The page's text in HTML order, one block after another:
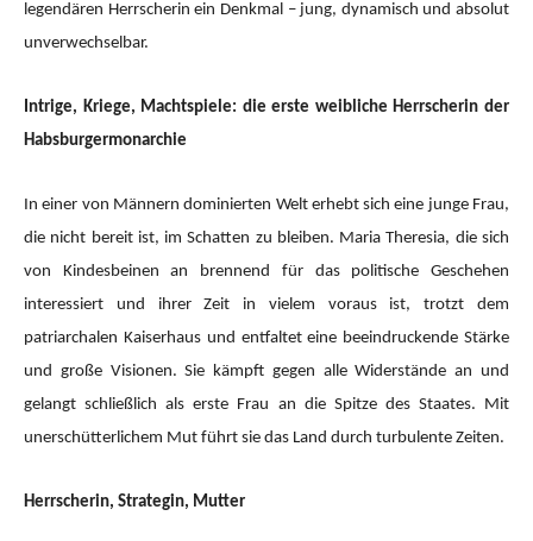
legendären Herrscherin ein Denkmal – jung, dynamisch und absolut
unverwechselbar.
Intrige, Kriege, Machtspiele: die erste weibliche Herrscherin der
Habsburgermonarchie
In einer von Männern dominierten Welt erhebt sich eine junge Frau,
die nicht bereit ist, im Schatten zu bleiben. Maria Theresia, die sich
von Kindesbeinen an brennend für das politische Geschehen
interessiert und ihrer Zeit in vielem voraus ist, trotzt dem
patriarchalen Kaiserhaus und entfaltet eine beeindruckende Stärke
und große Visionen. Sie kämpft gegen alle Widerstände an und
gelangt schließlich als erste Frau an die Spitze des Staates. Mit
unerschütterlichem Mut führt sie das Land durch turbulente Zeiten.
Herrscherin, Strategin, Mutter